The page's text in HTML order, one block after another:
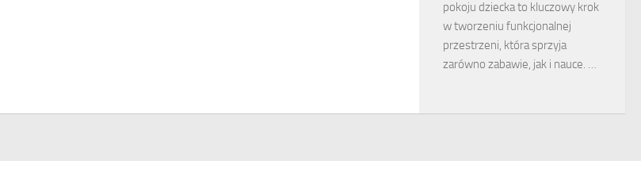
pokoju dziecka to kluczowy krok
w tworzeniu funkcjonalnej
przestrzeni, która sprzyja
zarówno zabawie, jak i nauce. …